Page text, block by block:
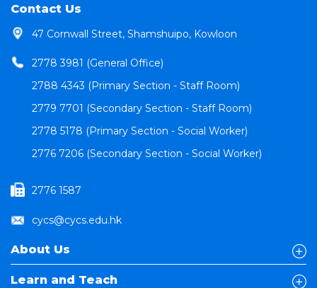
Contact Us
47 Cornwall Street, Shamshuipo, Kowloon
2778 3981 (General Office)
2788 4343 (Primary Section - Staff Room)
2779 7701 (Secondary Section - Staff Room)
2778 5178 (Primary Section - Social Worker)
2776 7206 (Secondary Section - Social Worker)
2776 1587
cycs@cycs.edu.hk
About Us
Learn and Teach